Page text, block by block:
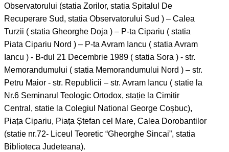
Observatorului (statia Zorilor, statia Spitalul De
Recuperare Sud, statia Observatorului Sud ) – Calea
Turzii ( statia Gheorghe Doja ) – P-ta Cipariu ( statia
Piata Cipariu Nord ) – P-ta Avram Iancu ( statia Avram
Iancu ) - B-dul 21 Decembrie 1989 ( statia Sora ) - str.
Memorandumului ( statia Memorandumului Nord ) – str.
Petru Maior - str. Republicii – str. Avram Iancu ( statie la
Nr.6 Seminarul Teologic Ortodox, stație la Cimitir
Central, statie la Colegiul National George Coșbuc),
Piața Cipariu, Piața Ștefan cel Mare, Calea Dorobantilor
(statie nr.72- Liceul Teoretic “Gheorghe Sincai”, statia
Biblioteca Judeteana).